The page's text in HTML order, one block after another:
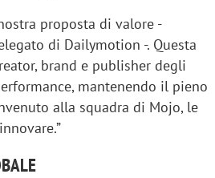
proposta di valore -
di Dailymotion -. Questa
brand e publisher degli
mantenendo il pieno
alla squadra di Mojo, le